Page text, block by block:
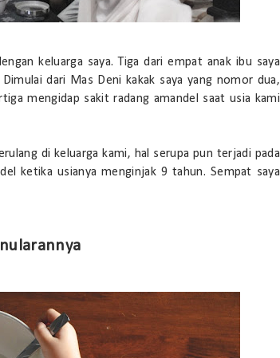
keluarga saya. Tiga dari empat anak ibu saya
dari Mas Deni kakak saya yang nomor dua,
mengidap sakit radang amandel saat usia kami
di keluarga kami, hal serupa pun terjadi pada
ketika usianya menginjak 9 tahun. Sempat saya